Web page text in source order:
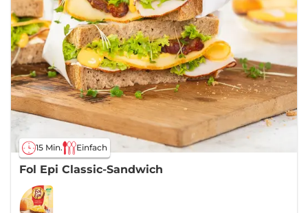
15 Min. Einfach
Fol Epi Classic-Sandwich